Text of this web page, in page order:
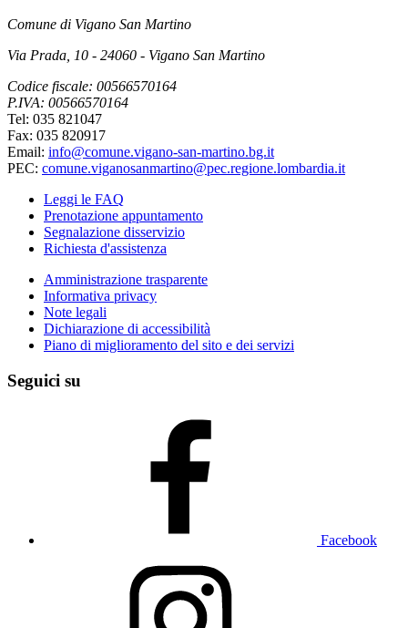
Comune di Vigano San Martino
Via Prada, 10 - 24060 - Vigano San Martino
Codice fiscale: 00566570164
P.IVA: 00566570164
Tel: 035 821047
Fax: 035 820917
Email: info@comune.vigano-san-martino.bg.it
PEC: comune.viganosanmartino@pec.regione.lombardia.it
Leggi le FAQ
Prenotazione appuntamento
Segnalazione disservizio
Richiesta d'assistenza
Amministrazione trasparente
Informativa privacy
Note legali
Dichiarazione di accessibilità
Piano di miglioramento del sito e dei servizi
Seguici su
Facebook